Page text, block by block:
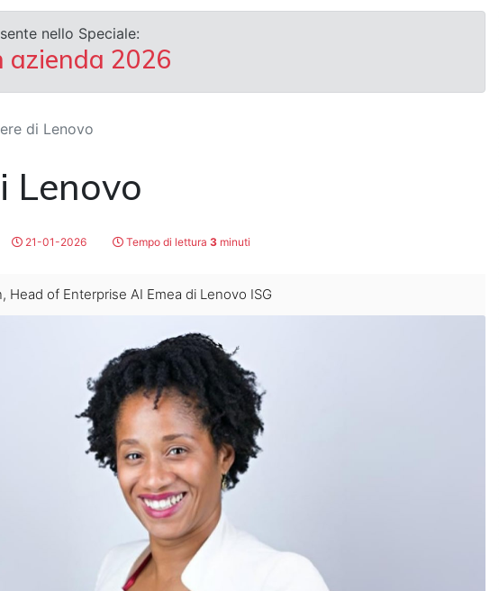
nello Speciale:
azienda 2026
di Lenovo
Lenovo
21-01-2026 Tempo di lettura 3 minuti
Head of Enterprise AI Emea di Lenovo ISG